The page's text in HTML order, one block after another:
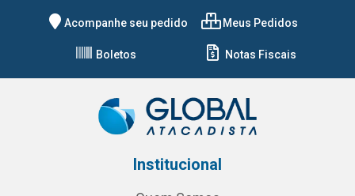
Acompanhe seu pedido Meus Pedidos
Boletos Notas Fiscais
Institucional